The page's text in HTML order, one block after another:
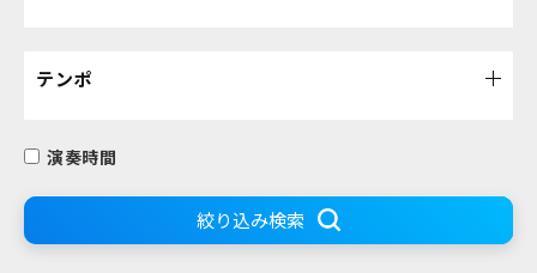
テンポ
演奏時間
絞り込み検索